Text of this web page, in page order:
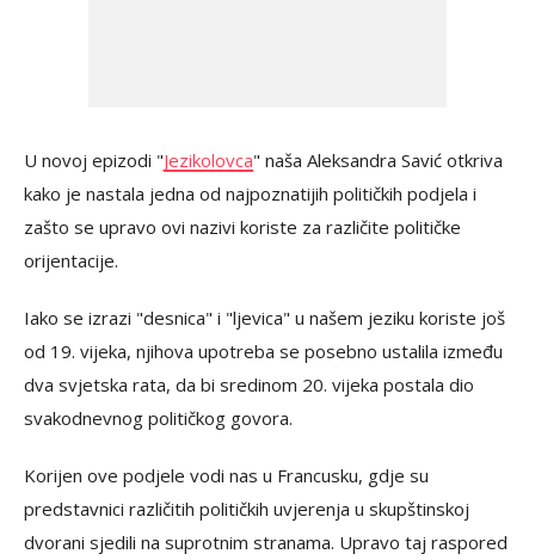
U novoj epizodi "Jezikolovca" naša Aleksandra Savić otkriva
kako je nastala jedna od najpoznatijih političkih podjela i
zašto se upravo ovi nazivi koriste za različite političke
orijentacije.
Iako se izrazi "desnica" i "ljevica" u našem jeziku koriste još
od 19. vijeka, njihova upotreba se posebno ustalila između
dva svjetska rata, da bi sredinom 20. vijeka postala dio
svakodnevnog političkog govora.
Korijen ove podjele vodi nas u Francusku, gdje su
predstavnici različitih političkih uvjerenja u skupštinskoj
dvorani sjedili na suprotnim stranama. Upravo taj raspored